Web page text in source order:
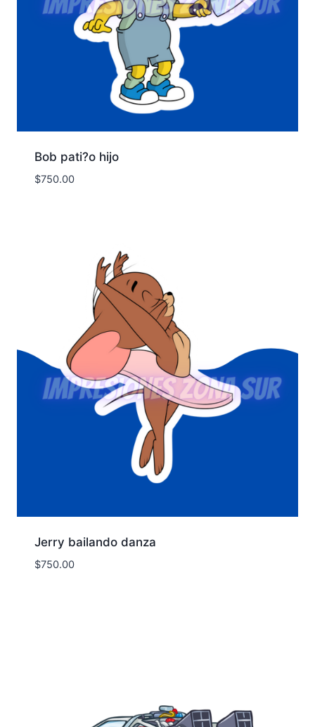
Bob pati?o hijo
$750.00
Jerry bailando danza
$750.00